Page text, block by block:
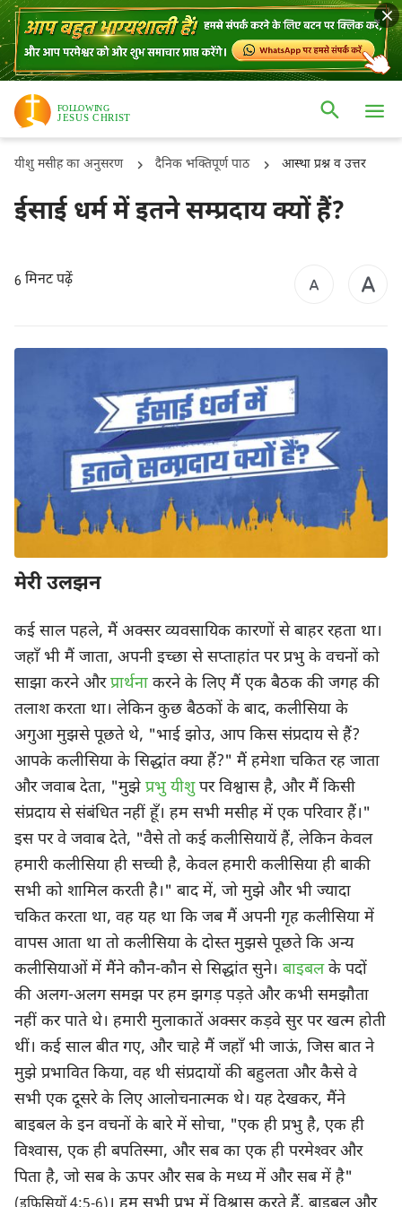
यीशु मसीह का अनुसरण दैनिक भक्तिपूर्ण पाठ आस्था प्रश्न व उत्तर
ईसाई धर्म में इतने सम्प्रदाय क्यों हैं?
6 मिनट पढ़ें
मेरी उलझन
कई साल पहले, मैं अक्सर व्यवसायिक कारणों से बाहर रहता था।
जहाँ भी मैं जाता, अपनी इच्छा से सप्ताहांत पर प्रभु के वचनों को
साझा करने औरप्रार्थना करने के लिए मैं एक बैठक की जगह की
तलाश करता था। लेकिन कुछ बैठकों के बाद, कलीसिया के
अगुआ मुझसे पूछते थे, "भाई झोउ, आप किस संप्रदाय से हैं?
आपके कलीसिया के सिद्धांत क्या हैं?" मैं हमेशा चकित रह जाता
और जवाब देता, "मुझे प्रभु यीशुपर विश्वास है, और मैं किसी
संप्रदाय से संबंधित नहीं हूँ। हम सभी मसीह में एक परिवार हैं।"
इस पर वे जवाब देते, "वैसे तो कई कलीसियायें हैं, लेकिन केवल
हमारी कलीसिया ही सच्ची है, केवल हमारी कलीसिया ही बाकी
सभी को शामिल करती है।" बाद में, जो मुझे और भी ज्यादा
चकित करता था, वह यह था कि जब मैं अपनी गृह कलीसिया में
वापस आता था तो कलीसिया के दोस्त मुझसे पूछते कि अन्य
कलीसियाओं में मैंने कौन-कौन से सिद्धांत सुने। बाइबलके पदों
की अलग-अलग समझ पर हम झगड़ पड़ते और कभी समझौता
नहीं कर पाते थे। हमारी मुलाकातें अक्सर कड़वे सुर पर खत्म होती
थीं। कई साल बीत गए, और चाहे मैं जहाँ भी जाऊं, जिस बात ने
मुझे प्रभावित किया, वह थी संप्रदायों की बहुलता और कैसे वे
सभी एक दूसरे के लिए आलोचनात्मक थे। यह देखकर, मैंने
बाइबल के इन वचनों के बारे में सोचा, "एक ही प्रभु है, एक ही
विश्‍वास, एक ही बपतिस्मा, और सब का एक ही परमेश्‍वर और
पिता है, जो सब के ऊपर और सब के मध्य में और सब में है"